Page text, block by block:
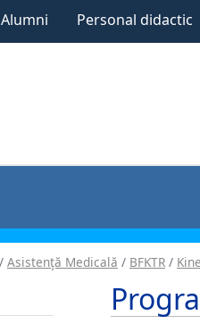
Alumni Personal didactic
Asistenţă Medicală BFKTR